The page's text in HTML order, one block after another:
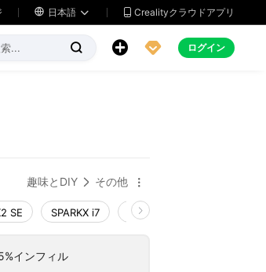
 日本語   Crealityクラウドアプリ
   ログイン
趣味とDIY  その他 
SE SPARKX i7 Creality Hi
インフィル